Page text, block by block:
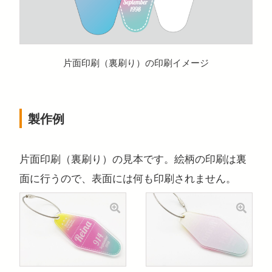
片面印刷（裏刷り）の印刷イメージ
製作例
片面印刷（裏刷り）の見本です。絵柄の印刷は裏
面に行うので、表面には何も印刷されません。